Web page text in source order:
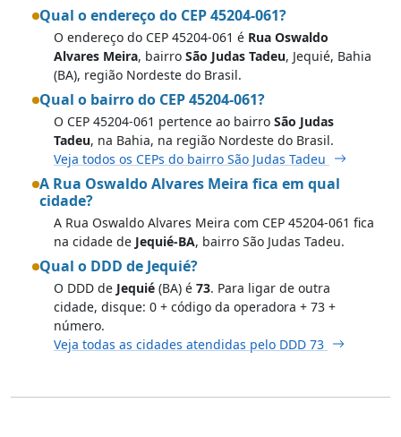
Qual o endereço do CEP 45204-061?
O endereço do CEP 45204-061 é Rua Oswaldo
Alvares Meira, bairro São Judas Tadeu, Jequié, Bahia
(BA), região Nordeste do Brasil.
Qual o bairro do CEP 45204-061?
O CEP 45204-061 pertence ao bairro São Judas
Tadeu, na Bahia, na região Nordeste do Brasil.
Veja todos os CEPs do bairro São Judas Tadeu
A Rua Oswaldo Alvares Meira fica em qual
cidade?
A Rua Oswaldo Alvares Meira com CEP 45204-061 fica
na cidade de Jequié-BA, bairro São Judas Tadeu.
Qual o DDD de Jequié?
O DDD de Jequié (BA) é 73. Para ligar de outra
cidade, disque: 0 + código da operadora + 73 +
número.
Veja todas as cidades atendidas pelo DDD 73